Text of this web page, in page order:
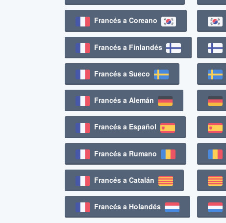
Francés a Coreano
Francés a Finlandés
Francés a Sueco
Francés a Alemán
Francés a Español
Francés a Rumano
Francés a Catalán
Francés a Holandés